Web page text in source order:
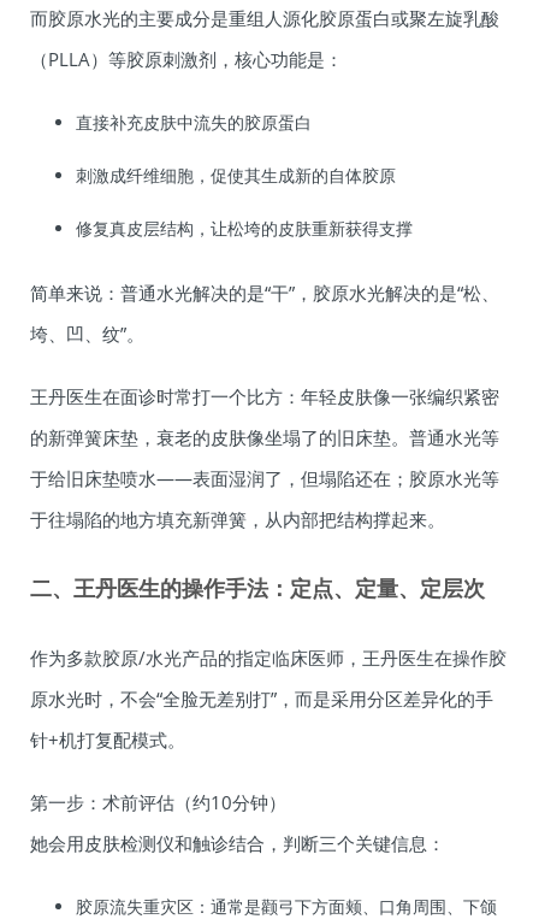
而胶原水光的主要成分是重组人源化胶原蛋白或聚左旋乳酸
（PLLA）等胶原刺激剂，核心功能是：
直接补充皮肤中流失的胶原蛋白
刺激成纤维细胞，促使其生成新的自体胶原
修复真皮层结构，让松垮的皮肤重新获得支撑
简单来说：普通水光解决的是“干”，胶原水光解决的是“松、
垮、凹、纹”。
王丹医生在面诊时常打一个比方：年轻皮肤像一张编织紧密
的新弹簧床垫，衰老的皮肤像坐塌了的旧床垫。普通水光等
于给旧床垫喷水——表面湿润了，但塌陷还在；胶原水光等
于往塌陷的地方填充新弹簧，从内部把结构撑起来。
二、王丹医生的操作手法：定点、定量、定层次
作为多款胶原/水光产品的指定临床医师，王丹医生在操作胶
原水光时，不会“全脸无差别打”，而是采用分区差异化的手
针+机打复配模式。
第一步：术前评估（约10分钟）
她会用皮肤检测仪和触诊结合，判断三个关键信息：
胶原流失重灾区：通常是颧弓下方面颊、口角周围、下颌